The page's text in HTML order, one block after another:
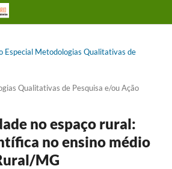
Especial Metodologias Qualitativas de
Qualitativas de Pesquisa e/ou Ação
no espaço rural:
no ensino médio
MG